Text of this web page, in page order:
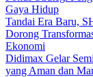
Gaya Hidup
Tandai Era Baru,
Dorong
Ekonomi
Didimax Gelar
yang Aman dan